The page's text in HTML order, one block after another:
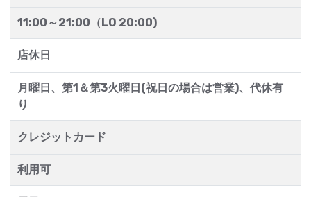
11:00～21:00（LO 20:00)
店休日
月曜日、第1＆第3火曜日(祝日の場合は営業)、代休有
り
クレジットカード
利用可